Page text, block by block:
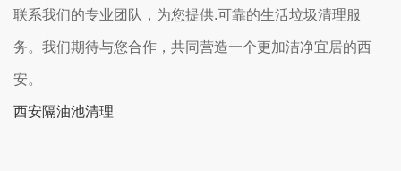
联系我们的专业团队，为您提供.可靠的生活垃圾清理服
务。我们期待与您合作，共同营造一个更加洁净宜居的西
安。
西安隔油池清理